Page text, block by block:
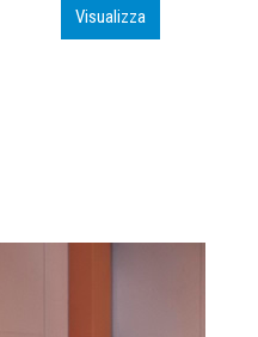
Visualizza